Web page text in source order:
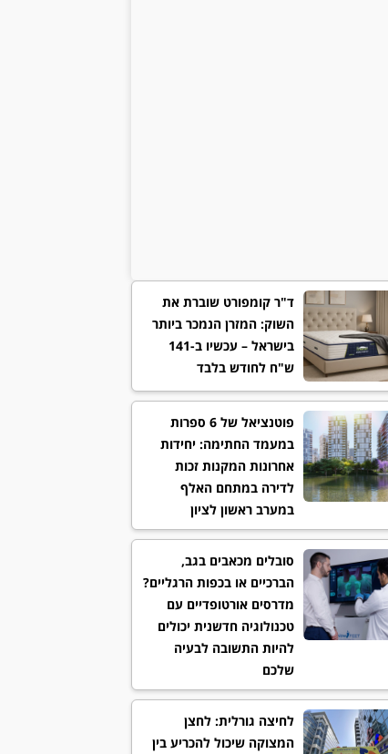
ד"ר קומפורט שוברת את
השוק: המזרן הנמכר ביותר
בישראל – עכשיו ב-141
ש"ח לחודש בלבד
פוטנציאל של 6 ספרות
במעמד החתימה: יחידות
אחרונות המקנות זכות
לדירה במתחם האלף
במערב ראשון לציון
סובלים מכאבים בגב,
הברכיים או בכפות הרגליים?
מדרסים אורטופדיים עם
טכנולוגיה חדשנית יכולים
להיות התשובה לבעיה
שלכם
לחיצה גורלית: לחצן
המצוקה שיכול להכריע בין